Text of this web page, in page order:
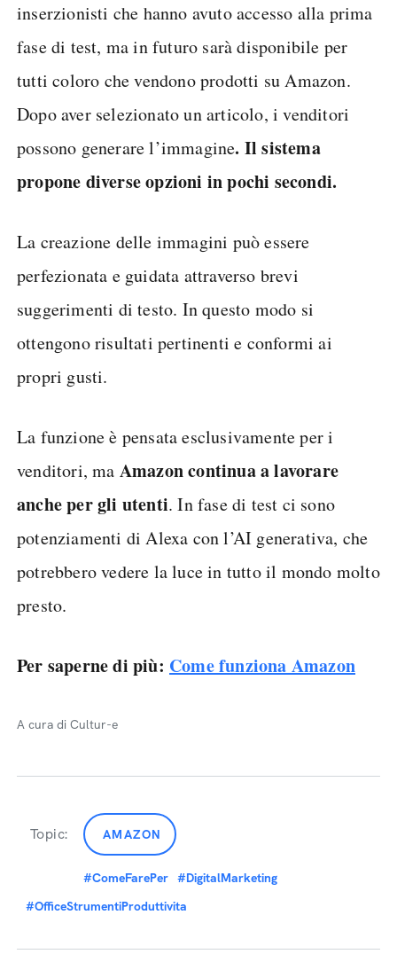
inserzionisti che hanno avuto accesso alla prima
fase di test, ma in futuro sarà disponibile per
tutti coloro che vendono prodotti su Amazon.
Dopo aver selezionato un articolo, i venditori
possono generare l’immagine. Il sistema
propone diverse opzioni in pochi secondi.
La creazione delle immagini può essere
perfezionata e guidata attraverso brevi
suggerimenti di testo. In questo modo si
ottengono risultati pertinenti e conformi ai
propri gusti.
La funzione è pensata esclusivamente per i
venditori, ma Amazon continua a lavorare
anche per gli utenti. In fase di test ci sono
potenziamenti di Alexa con l’AI generativa, che
potrebbero vedere la luce in tutto il mondo molto
presto.
Per saperne di più: Come funziona Amazon
A cura di Cultur-e
Topic: AMAZON
#ComeFarePer #DigitalMarketing
#OfficeStrumentiProduttivita